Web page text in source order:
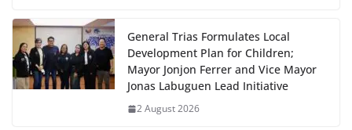
General Trias Formulates Local
Development Plan for Children;
Mayor Jonjon Ferrer and Vice Mayor
Jonas Labuguen Lead Initiative
2 August 2026